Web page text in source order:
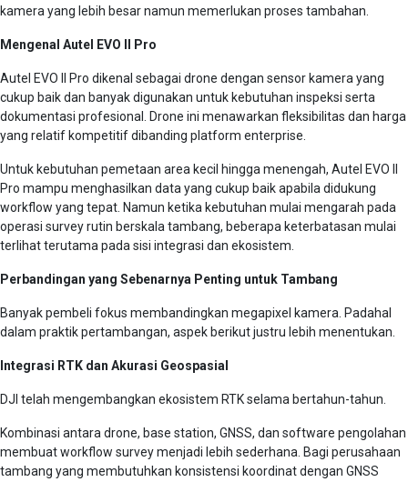
kamera yang lebih besar namun memerlukan proses tambahan.
Mengenal Autel EVO II Pro
Autel EVO II Pro dikenal sebagai drone dengan sensor kamera yang
cukup baik dan banyak digunakan untuk kebutuhan inspeksi serta
dokumentasi profesional. Drone ini menawarkan fleksibilitas dan harga
yang relatif kompetitif dibanding platform enterprise.
Untuk kebutuhan pemetaan area kecil hingga menengah, Autel EVO II
Pro mampu menghasilkan data yang cukup baik apabila didukung
workflow yang tepat. Namun ketika kebutuhan mulai mengarah pada
operasi survey rutin berskala tambang, beberapa keterbatasan mulai
terlihat terutama pada sisi integrasi dan ekosistem.
Perbandingan yang Sebenarnya Penting untuk Tambang
Banyak pembeli fokus membandingkan megapixel kamera. Padahal
dalam praktik pertambangan, aspek berikut justru lebih menentukan.
Integrasi RTK dan Akurasi Geospasial
DJI telah mengembangkan ekosistem RTK selama bertahun-tahun.
Kombinasi antara drone, base station, GNSS, dan software pengolahan
membuat workflow survey menjadi lebih sederhana. Bagi perusahaan
tambang yang membutuhkan konsistensi koordinat dengan GNSS